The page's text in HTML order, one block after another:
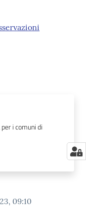
i comuni di
09:10